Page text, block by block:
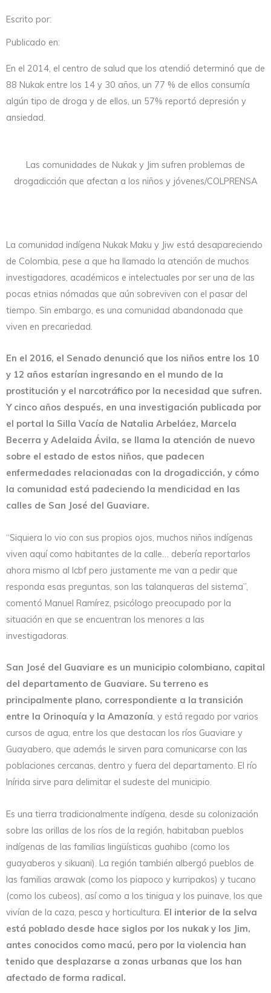
Escrito por:
Publicado en:
En el 2014, el centro de salud que los atendió determinó que de
88 Nukak entre los 14 y 30 años, un 77 % de ellos consumía
algún tipo de droga y de ellos, un 57% reportó depresión y
ansiedad.
Las comunidades de Nukak y Jim sufren problemas de
drogadicción que afectan a los niños y jóvenes/COLPRENSA
La comunidad indígena Nukak Maku y Jiw está desapareciendo
de Colombia, pese a que ha llamado la atención de muchos
investigadores, académicos e intelectuales por ser una de las
pocas etnias nómadas que aún sobreviven con el pasar del
tiempo. Sin embargo, es una comunidad abandonada que
viven en precariedad.
En el 2016, el Senado denunció que los niños entre los 10
y 12 años estarían ingresando en el mundo de la
prostitución y el narcotráfico por la necesidad que sufren.
Y cinco años después, en una investigación publicada por
el portal la Silla Vacía de Natalia Arbeláez, Marcela
Becerra y Adelaida Ávila, se llama la atención de nuevo
sobre el estado de estos niños, que padecen
enfermedades relacionadas con la drogadicción, y cómo
la comunidad está padeciendo la mendicidad en las
calles de San José del Guaviare.
“Siquiera lo vio con sus propios ojos, muchos niños indígenas
viven aquí como habitantes de la calle… debería reportarlos
ahora mismo al Icbf pero justamente me van a pedir que
responda esas preguntas, son las talanqueras del sistema”,
comentó Manuel Ramírez, psicólogo preocupado por la
situación en que se encuentran los menores a las
investigadoras.
San José del Guaviare es un municipio colombiano, capital
del departamento de Guaviare. Su terreno es
principalmente plano, correspondiente a la transición
entre la Orinoquía y la Amazonía, y está regado por varios
cursos de agua, entre los que destacan los ríos Guaviare y
Guayabero, que además le sirven para comunicarse con las
poblaciones cercanas, dentro y fuera del departamento. El río
Inírida sirve para delimitar el sudeste del municipio.
Es una tierra tradicionalmente indígena, desde su colonización
sobre las orillas de los ríos de la región, habitaban pueblos
indígenas de las familias lingüísticas guahibo (como los
guayaberos y sikuani). La región también albergó pueblos de
las familias arawak (como los piapoco y kurripakos) y tucano
(como los cubeos), así como a los tinigua y los puinave, los que
vivían de la caza, pesca y horticultura. El interior de la selva
está poblado desde hace siglos por los nukak y los Jim,
antes conocidos como macú, pero por la violencia han
tenido que desplazarse a zonas urbanas que los han
afectado de forma radical.